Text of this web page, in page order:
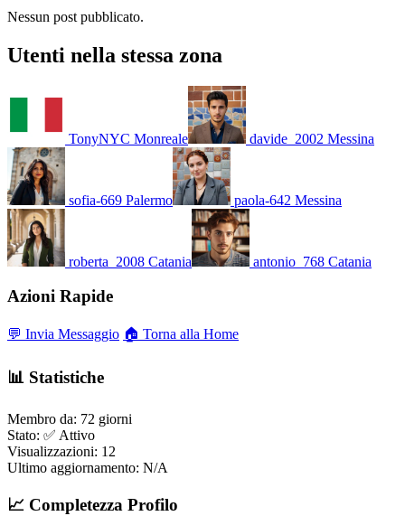
Nessun post pubblicato.
Utenti nella stessa zona
TonyNYC Monreale davide_2002 Messina
sofia-669 Palermo paola-642 Messina
roberta_2008 Catania antonio_768 Catania
Azioni Rapide
💬 Invia Messaggio 🏠 Torna alla Home
📊 Statistiche
Membro da: 72 giorni
Stato: ✅ Attivo
Visualizzazioni: 12
Ultimo aggiornamento: N/A
📈 Completezza Profilo